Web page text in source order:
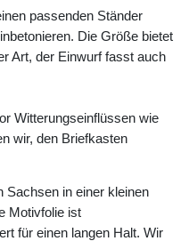
passenden Ständer
Die Größe bietet
Art, der Einwurf fasst auch
Witterungseinflüssen wie
wir, den Briefkasten
Sachsen in einer kleinen
Motivfolie ist
für einen langen Halt. Wir